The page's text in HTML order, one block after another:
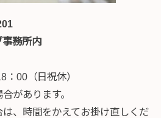
事務所内
：00（日祝休）
があります。
、時間をかえてお掛け直しくだ